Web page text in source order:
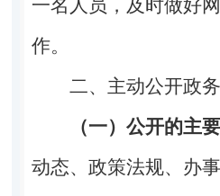
一名人员，及时做好
作。
二、主动公开政
（一）公开的主
动态、政策法规、办